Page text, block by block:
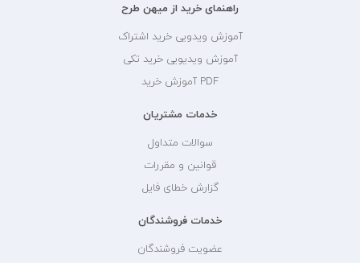
راهنمای خرید از میهن طرح
آموزش ویدویی خرید اشتراک
آموزش ویدیویی خرید تکی
PDF آموزش خرید
خدمات مشتریان
سوالات متداول
قوانین و مقررات
گزارش خطای فایل
خدمات فروشندگان
عضویت فروشندگان